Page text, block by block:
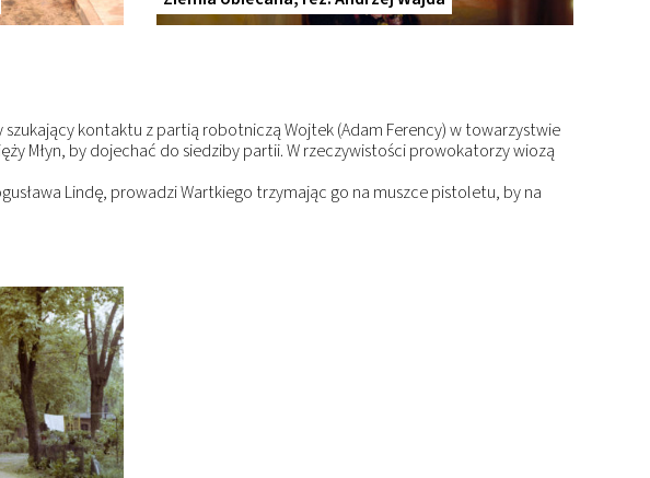
kontaktu z partią robotniczą Wojtek (Adam Ferency) w towarzystwie
Młyn, by dojechać do siedziby partii. W rzeczywistości prowokatorzy wiozą
Lindę, prowadzi Wartkiego trzymając go na muszce pistoletu, by na